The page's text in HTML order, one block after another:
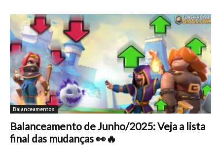
Balanceamentos
Balanceamento de Junho/2025: Veja a lista
final das mudanças 👀🔥